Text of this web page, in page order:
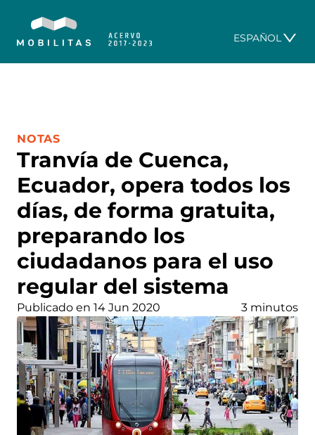
ESPAÑOL
Tranvía de Cuenca,
Ecuador, opera todos los
días, de forma gratuita,
preparando los
ciudadanos para el uso
regular del sistema
CATEGORÍA:
NOTAS
Publicado en 14 Jun 2020 3 minutos